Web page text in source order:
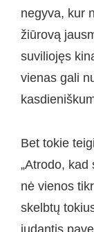
negyva, kur
žiūrovą
suviliojęs
vienas gali
Bet tokie
„Atrodo,
nė vienos
skelbtų
judantis